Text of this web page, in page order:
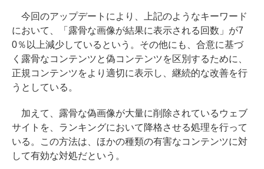
今回のアップデートにより、上記のようなキーワード
において、「露骨な画像が結果に表示される回数」が7
0％以上減少しているという。その他にも、合意に基づ
く露骨なコンテンツと偽コンテンツを区別するために、
正規コンテンツをより適切に表示し、継続的な改善を行
うとしている。
加えて、露骨な偽画像が大量に削除されているウェブ
サイトを、ランキングにおいて降格させる処理を行って
いる。この方法は、ほかの種類の有害なコンテンツに対
して有効な対処だという。